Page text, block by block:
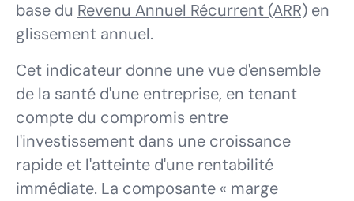
base du Revenu Annuel Récurrent (ARR) en
glissement annuel.
Cet indicateur donne une vue d'ensemble
de la santé d'une entreprise, en tenant
compte du compromis entre
l'investissement dans une croissance
rapide et l'atteinte d'une rentabilité
immédiate. La composante « marge